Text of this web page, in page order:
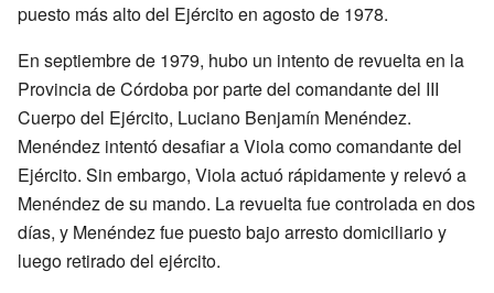
puesto más alto del Ejército en agosto de 1978.
En septiembre de 1979, hubo un intento de revuelta en la
Provincia de Córdoba por parte del comandante del III
Cuerpo del Ejército, Luciano Benjamín Menéndez.
Menéndez intentó desafiar a Viola como comandante del
Ejército. Sin embargo, Viola actuó rápidamente y relevó a
Menéndez de su mando. La revuelta fue controlada en dos
días, y Menéndez fue puesto bajo arresto domiciliario y
luego retirado del ejército.